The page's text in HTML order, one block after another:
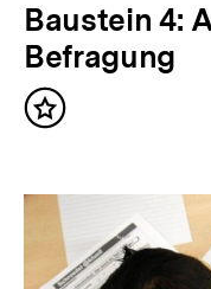
V
o
r
h
r
g
Baustein 4:
Befragung
Inhalt